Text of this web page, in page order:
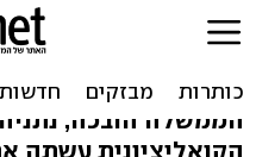
אחרי המפלה:
הקרקעות
הממשלה הובכה,
הקואליציונית עשתה